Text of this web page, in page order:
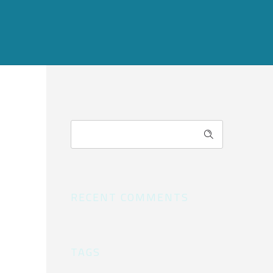
RECENT COMMENTS
TAGS